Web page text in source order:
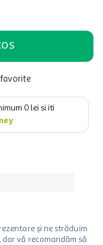
0 lei si iti
și ne străduim
vă recomandăm să